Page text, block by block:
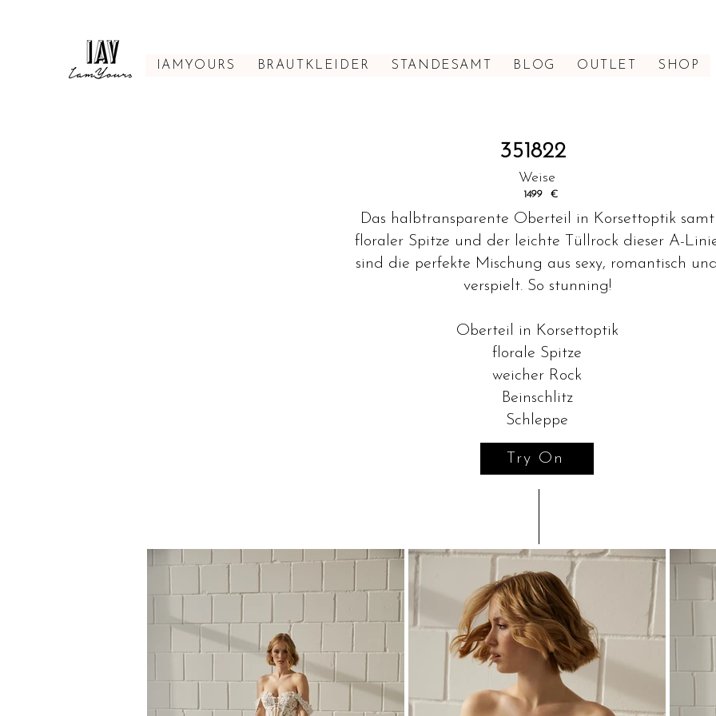
IAMYOURS BRAUTKLEIDER STANDESAMT BLOG OUTLET SHOP
351822
1499 €
Das halbtransparente Oberteil in Korsettoptik samt
floraler Spitze und der leichte Tüllrock dieser A-
sind die perfekte Mischung aus sexy, romantisch und
verspielt. So stunning!
Oberteil in Korsettoptik
florale Spitze
weicher Rock
Beinschlitz
Schleppe
Try On
Weise